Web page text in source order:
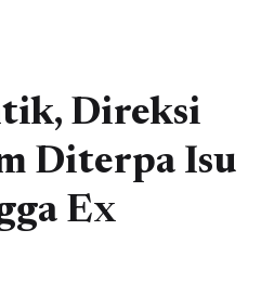
Direksi
Diterpa Isu
Ex